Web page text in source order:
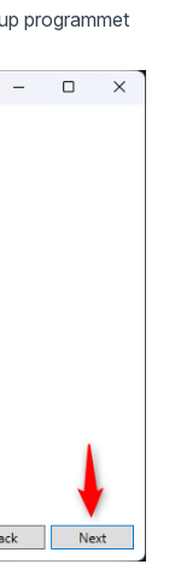
programmet